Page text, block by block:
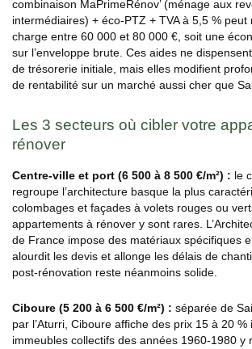
combinaison MaPrimeRénov’ (ménage aux
intermédiaires) + éco-PTZ + TVA à 5,5 %
charge entre 60 000 et 80 000 €, soit une
sur l’enveloppe brute. Ces aides ne
de trésorerie initiale, mais elles modifient
de rentabilité sur un marché aussi cher que
Les 3 secteurs où cibler votre
rénover
Centre-ville et port (6 500 à 8 500 €/m²) : le
regroupe l’architecture basque la plus
colombages et façades à volets rouges ou
appartements à rénover y sont rares.
de France impose des matériaux spécifiques
alourdit les devis et allonge les délais de
post-rénovation reste néanmoins solide.
Ciboure (5 200 à 6 500 €/m²) : séparée de
par l’Aturri, Ciboure affiche des prix 15 à 20
immeubles collectifs des années 1960-1980 y